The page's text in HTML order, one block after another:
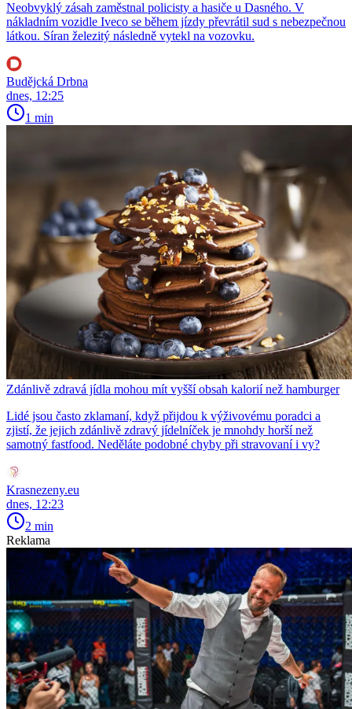
Neobvyklý zásah zaměstnal policisty a hasiče u Dasného. V
nákladním vozidle Iveco se během jízdy převrátil sud s nebezpečnou
látkou. Síran železitý následně vytekl na vozovku.
Budějcká Drbna
dnes, 12:25
1 min
Zdánlivě zdravá jídla mohou mít vyšší obsah kalorií než hamburger
Lidé jsou často zklamaní, když přijdou k výživovému poradci a
zjistí, že jejich zdánlivě zdravý jídelníček je mnohdy horší než
samotný fastfood. Neděláte podobné chyby při stravovaní i vy?
Krasnezeny.eu
dnes, 12:23
2 min
Reklama